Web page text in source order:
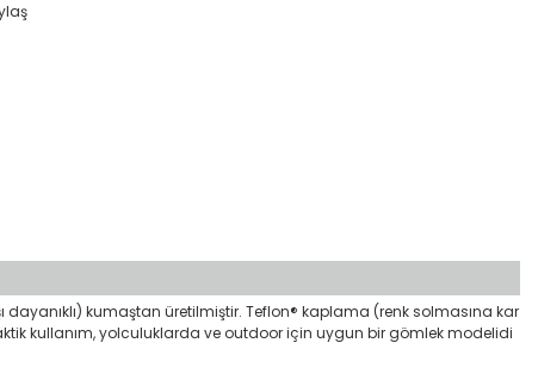
dayanıklı) kumaştan üretilmiştir. Teflon® kaplama (renk solmasına kar
kullanım, yolculuklarda ve outdoor için uygun bir gömlek modelidi